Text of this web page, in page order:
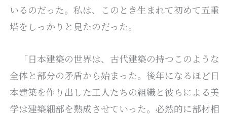
いるのだった。私は、このとき生まれて初めて五重
塔をしっかりと見たのだった。
「日本建築の世界は、古代建築の持つこのような
全体と部分の矛盾から始まった。後年になるほど日
本建築を作り出した工人たちの組織と彼らによる美
学は建築細部を熟成させていった。必然的に部材相